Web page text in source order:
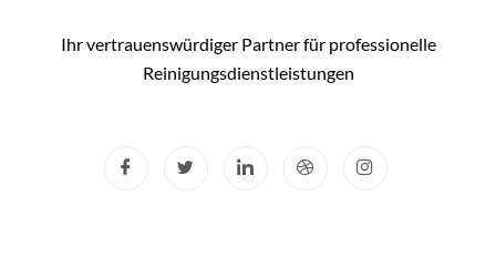
Ihr vertrauenswürdiger Partner für professionelle
Reinigungsdienstleistungen